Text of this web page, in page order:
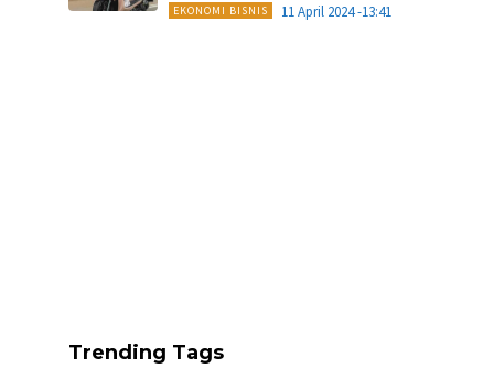
EKONOMI BISNIS 11 April 2024 -13:41
Trending Tags